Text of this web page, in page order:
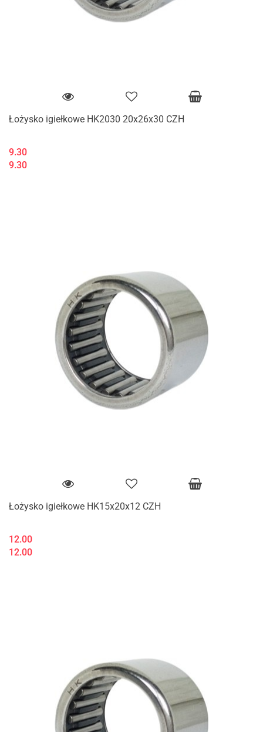
Łożysko igiełkowe HK2030 20x26x30 CZH
9.30
9.30
Łożysko igiełkowe HK15x20x12 CZH
12.00
12.00